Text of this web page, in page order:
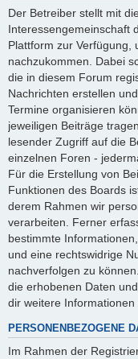
Der Betreiber stellt mit
Interessengemeinschaft
Plattform zur Verfügung,
nachzukommen. Dabei
die in diesem Forum
Nachrichten erstellen
Termine organisieren
jeweiligen Beiträge
lesender Zugriff auf die
einzelnen Foren -
Für die Erstellung von
Funktionen des Boards
derem Rahmen wir
verarbeiten. Ferner
bestimmte
und eine rechtswidrige
nachverfolgen zu
die erhobenen Daten
dir weitere Informationen
PERSONENBEZOGENE
Im Rahmen der